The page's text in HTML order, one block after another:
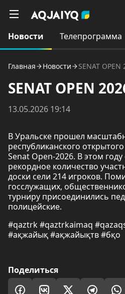
Новости Телепрограмма
Главная Новости SENAT OPEN
SENAT OPEN
13.05.2026 19:14
В Уральске прошел
республиканского
Senat Open-2026. В этом
рекордное количество
доски сели 214 игроков.
госслужащих,
турниру присоединились
полицейские.
#qaztrk #qaztrkaimaq
#ақжайық #ақжайықтв #бқо
Поделиться